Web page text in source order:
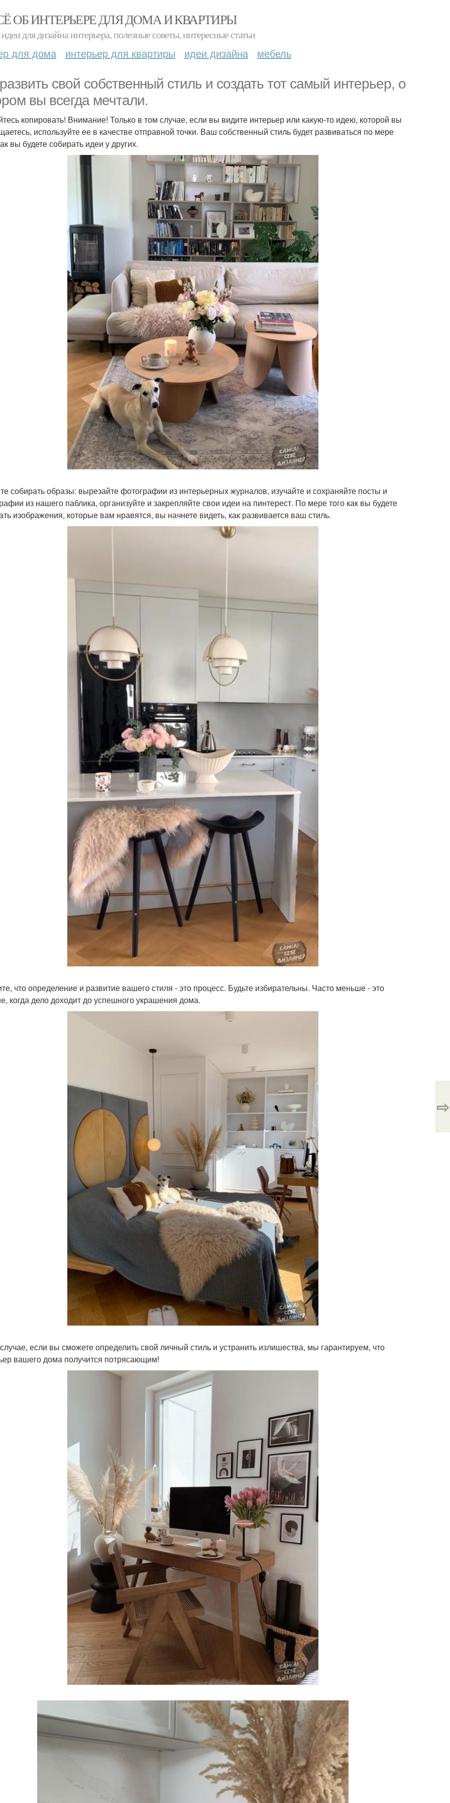
ОБ ИНТЕРЬЕРЕ ДЛЯ ДОМА И КВАРТИРЫ
для дизайна интерьера, полезные советы, интересные статьи
для дома интерьер для квартиры идеи дизайна мебель
свой собственный стиль и создать тот самый интерьер, о
вы всегда мечтали.
копировать! Внимание! Только в том случае, если вы видите интерьер или какую-то идею, которой вы
используйте ее в качестве отправной точки. Ваш собственный стиль будет развиваться по мере
вы будете собирать идеи у других.
собирать образы: вырезайте фотографии из интерьерных журналов, изучайте и сохраняйте посты и
из нашего паблика, организуйте и закрепляйте свои идеи на пинтерест. По мере того как вы будете
изображения, которые вам нравятся, вы начнете видеть, как развивается ваш стиль.
что определение и развитие вашего стиля - это процесс. Будьте избирательны. Часто меньше - это
когда дело доходит до успешного украшения дома.
если вы сможете определить свой личный стиль и устранить излишества, мы гарантируем, что
вашего дома получится потрясающим!
⇨